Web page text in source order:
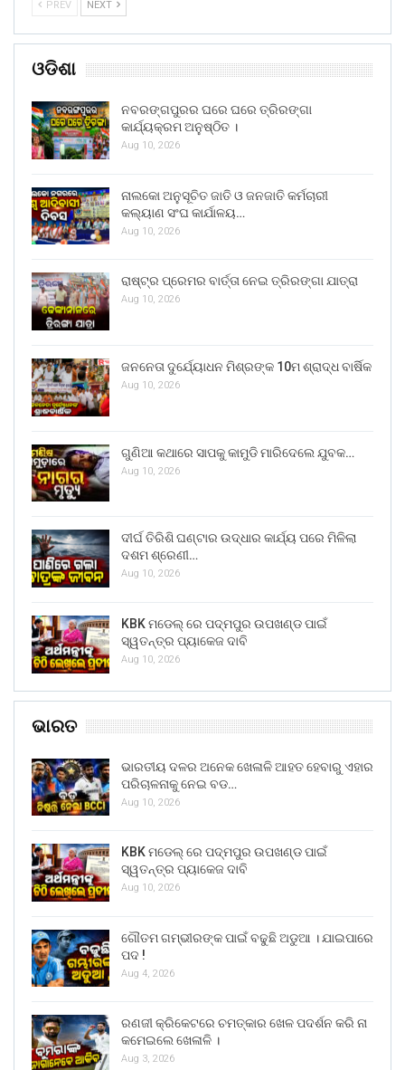
PREV NEXT
ଓଡିଶା
ନବରଙ୍ଗପୁରର ଘରେ ଘରେ ତ୍ରିରଙ୍ଗା
କାର୍ଯ୍ୟକ୍ରମ ଅନୁଷ୍ଠିତ ।
Aug 10, 2026
ନାଲକୋ ଅନୁସୂଚିତ ଜାତି ଓ ଜନଜାତି କର୍ମଚାରୀ
କଲ୍ୟାଣ ସଂଘ କାର୍ଯାଳୟ…
Aug 10, 2026
ରାଷ୍ଟ୍ର ପ୍ରେମର ବାର୍ତ୍ତା ନେଇ ତ୍ରିରଙ୍ଗା ଯାତ୍ରା
Aug 10, 2026
ଜନନେତା ଦୁର୍ଯ୍ୟୋଧନ ମିଶ୍ରଙ୍କ 10ମ ଶ୍ରାଦ୍ଧ ବାର୍ଷିକ
Aug 10, 2026
ଗୁଣିଆ କଥାରେ ସାପକୁ କାମୁଡି ମାରିଦେଲେ ଯୁବକ…
Aug 10, 2026
ଦୀର୍ଘ ତିରିଶି ଘଣ୍ଟାର ଉଦ୍ଧାର କାର୍ଯ୍ୟ ପରେ ମିଳିଲା
ଦଶମ ଶ୍ରେଣୀ…
Aug 10, 2026
KBK ମଡେଲ୍ ରେ ପଦ୍ମପୁର ଉପଖଣ୍ଡ ପାଇଁ
ସ୍ୱତନ୍ତ୍ର ପ୍ୟାକେଜ ଦାବି
Aug 10, 2026
ଭାରତ
ଭାରତୀୟ ଦଳର ଅନେକ ଖେଳାଳି ଆହତ ହେବାରୁ ଏହାର
ପରିଚାଳନାକୁ ନେଇ ବଡ…
Aug 10, 2026
KBK ମଡେଲ୍ ରେ ପଦ୍ମପୁର ଉପଖଣ୍ଡ ପାଇଁ
ସ୍ୱତନ୍ତ୍ର ପ୍ୟାକେଜ ଦାବି
Aug 10, 2026
ଗୌତମ ଗମ୍ଭୀରଙ୍କ ପାଇଁ ବଢୁଛି ଅଡୁଆ । ଯାଇପାରେ
ପଦ !
Aug 4, 2026
ରଣଜୀ କ୍ରିକେଟରେ ଚମତ୍କାର ଖେଳ ପଦର୍ଶନ କରି ନା
କମେଇଲେ ଖେଳାଳି ।
Aug 3, 2026